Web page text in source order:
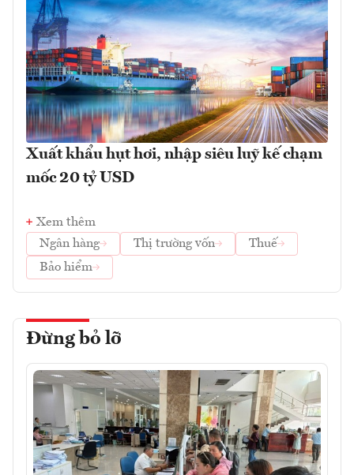
Xuất khẩu hụt hơi, nhập siêu luỹ kế chạm
mốc 20 tỷ USD
Xem thêm
Ngân hàng
Thị trường vốn
Thuế
Bảo hiểm
Đừng bỏ lỡ